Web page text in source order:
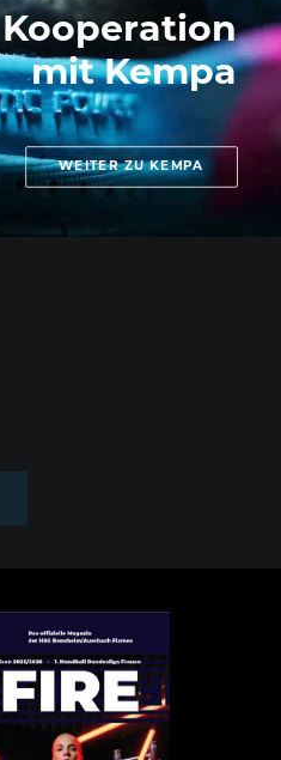
mit Kempa
WEITER ZU KEMPA